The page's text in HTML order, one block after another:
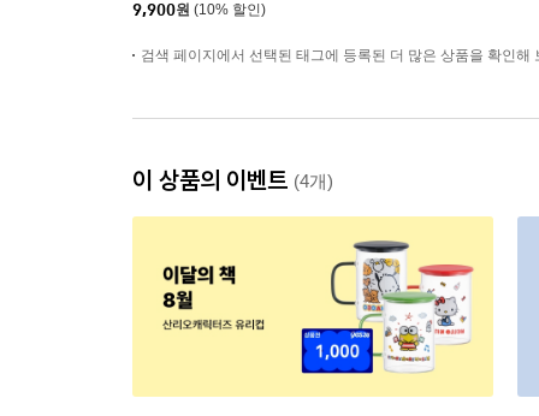
9,900원 (10% 할인)
검색 페이지에서 선택된 태그에 등록된 더 많은 상품을 확인해
이 상품의 이벤트 (4개)